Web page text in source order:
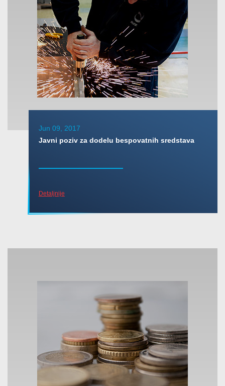
Jun 09, 2017
Javni poziv za dodelu bespovatnih sredstava
Detaljnije